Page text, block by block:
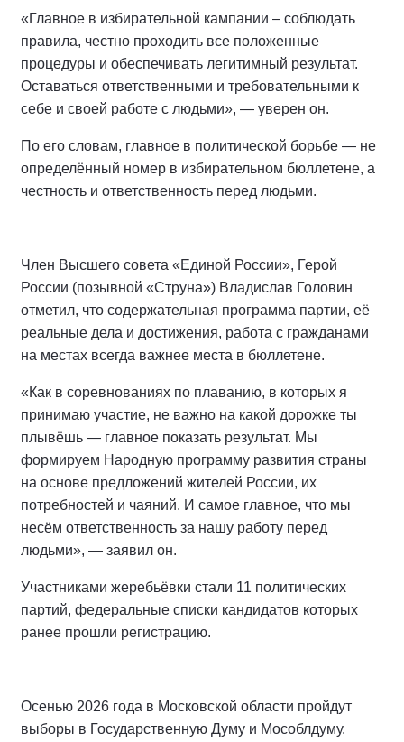
«Главное в избирательной кампании – соблюдать
правила, честно проходить все положенные
процедуры и обеспечивать легитимный результат.
Оставаться ответственными и требовательными к
себе и своей работе с людьми», — уверен он.
По его словам, главное в политической борьбе — не
определённый номер в избирательном бюллетене, а
честность и ответственность перед людьми.
Член Высшего совета «Единой России», Герой
России (позывной «Струна») Владислав Головин
отметил, что содержательная программа партии, её
реальные дела и достижения, работа с гражданами
на местах всегда важнее места в бюллетене.
«Как в соревнованиях по плаванию, в которых я
принимаю участие, не важно на какой дорожке ты
плывёшь — главное показать результат. Мы
формируем Народную программу развития страны
на основе предложений жителей России, их
потребностей и чаяний. И самое главное, что мы
несём ответственность за нашу работу перед
людьми», — заявил он.
Участниками жеребьёвки стали 11 политических
партий, федеральные списки кандидатов которых
ранее прошли регистрацию.
Осенью 2026 года в Московской области пройдут
выборы в Государственную Думу и Мособлдуму.